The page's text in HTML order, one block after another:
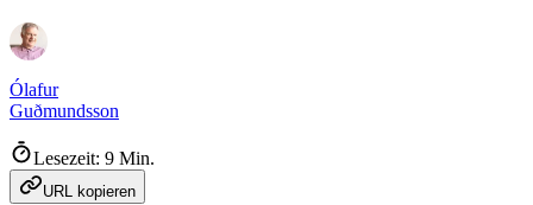
Ólafur
Guðmundsson
Lesezeit: 9 Min.
URL kopieren